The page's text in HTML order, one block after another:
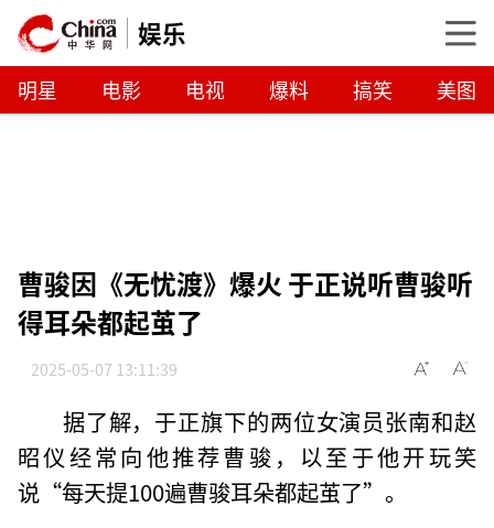
娱乐
明星 电影 电视 爆料 搞笑 美图
曹骏因《无忧渡》爆火 于正说听曹骏听
得耳朵都起茧了
2025-05-07 13:11:39
据了解，于正旗下的两位女演员张南和赵
昭仪经常向他推荐曹骏，以至于他开玩笑
说“每天提100遍曹骏耳朵都起茧了”。